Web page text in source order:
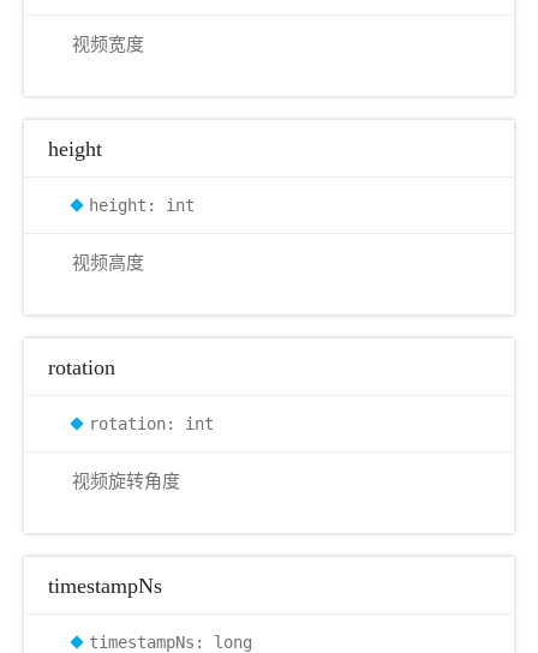
视频宽度
height
height: int
视频高度
rotation
rotation: int
视频旋转角度
timestampNs
timestampNs: long